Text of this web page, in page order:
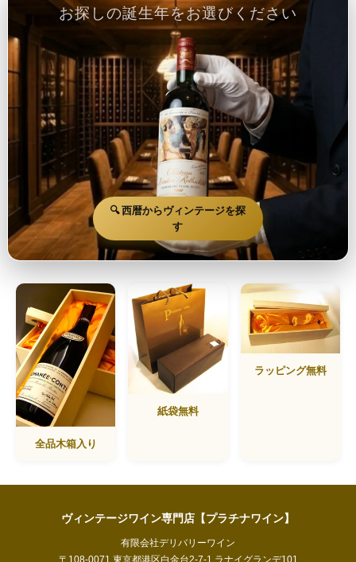
お探しの誕生年をお選びください
🔍 西暦からヴィンテージを探
す
全品木箱入り
紙袋無料
ラッピング無料
ヴィンテージワイン専門店【プラチナワイン】
有限会社デリバリーワイン